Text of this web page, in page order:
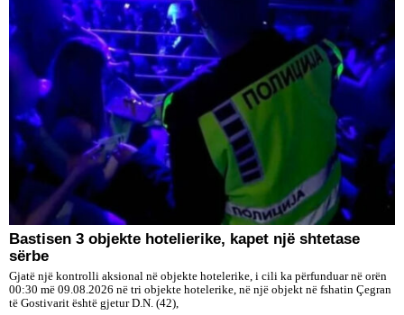
Bastisen 3 objekte hotelierike, kapet një shtetase
sërbe
Gjatë një kontrolli aksional në objekte hotelerike, i cili ka përfunduar në orën
00:30 më 09.08.2026 në tri objekte hotelerike, në një objekt në fshatin Çegran
të Gostivarit është gjetur D.N. (42),